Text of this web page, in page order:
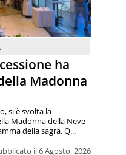
ha
Madonna
il 6 Agosto, 2026
si è svolta la
Madonna della Neve
della sagra. Q...